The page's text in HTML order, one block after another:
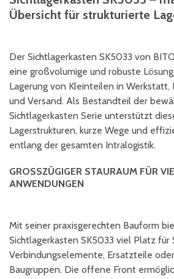
Übersicht für strukturierte
Der Sichtlagerkasten SK5033 von
eine großvolumige und robuste
Lagerung von Kleinteilen in Werkstatt,
und Versand. Als Bestandteil der
Sichtlagerkasten Serie unterstützt
Lagerstrukturen, kurze Wege und
entlang der gesamten Intralogistik.
GROSSZÜGIGER STAURAUM FÜR
NWENDUNGEN
Mit seiner praxisgerechten Bauform
Sichtlagerkasten SK5033 viel Platz für
Verbindungselemente, Ersatzteile
Baugruppen. Die offene Front